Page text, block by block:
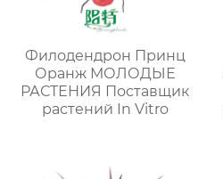
Филодендрон Принц
Оранж МОЛОДЫЕ
РАСТЕНИЯ Поставщик
растений In Vitro